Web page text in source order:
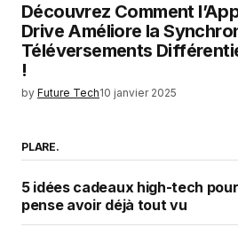
Découvrez Comment
Drive Améliore la
Téléversements
!
by Future Tech10 janvier 2025
PLARE.
5 idées cadeaux high-tech
pense avoir déjà tout vu